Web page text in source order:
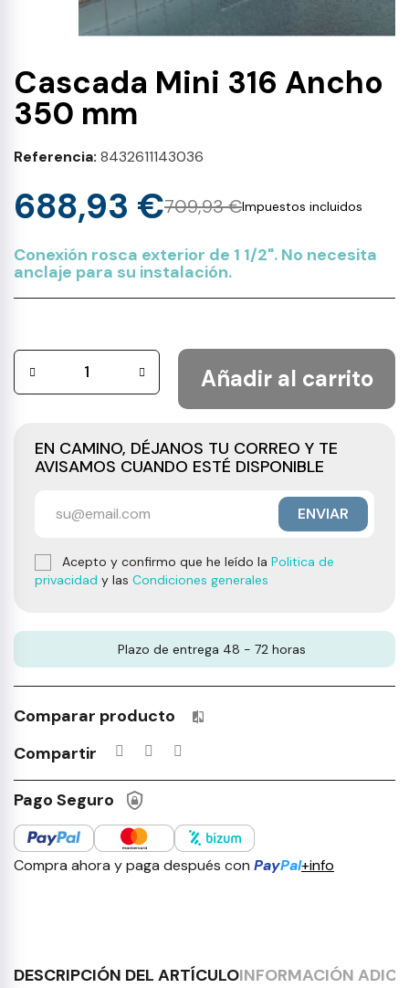
Cascada Mini 316 Ancho
350 mm
Referencia 8432611143036
709,93 €
688,93 € Impuestos incluidos
Conexión rosca exterior de 1 1/2". No necesita
anclaje para su instalación.
Añadir al carrito
EN CAMINO, DÉJANOS TU CORREO Y TE
AVISAMOS CUANDO ESTÉ DISPONIBLE
ENVIAR
Acepto y confirmo que he leído la Politica de
privacidad y las Condiciones generales
Plazo de entrega 48 - 72 horas
Comparar producto Productos incluidos en tu lista
Compartir
Pago Seguro
Compra ahora y paga después con PayPal+info
DESCRIPCIÓN DEL ARTÍCULOINFORMACIÓN